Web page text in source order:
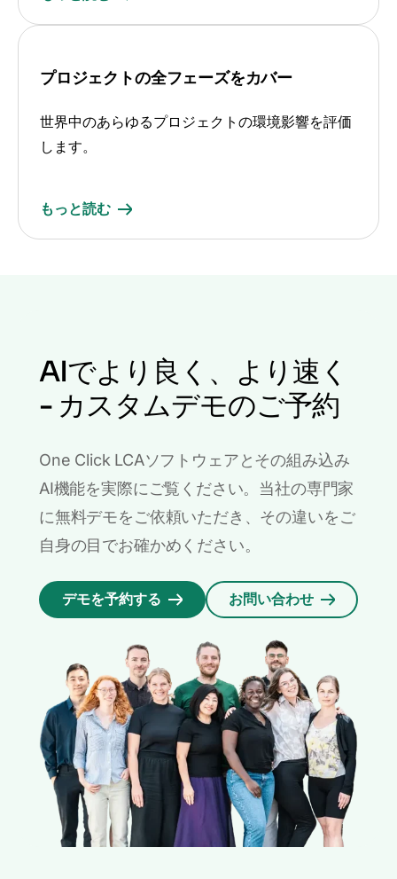
プロジェクトの全フェーズをカバー
世界中のあらゆるプロジェクトの環境影響を評価
します。
もっと読む
AIでより良く、より速く
- カスタムデモのご予約
One Click LCAソフトウェアとその組み込み
AI機能を実際にご覧ください。当社の専門家
に無料デモをご依頼いただき、その違いをご
自身の目でお確かめください。
デモを予約する お問い合わせ